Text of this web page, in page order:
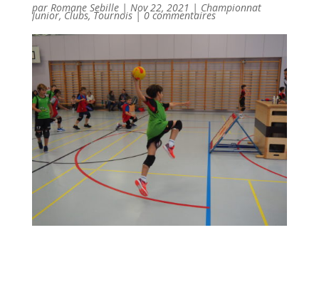
par Romane Sebille| Nov 22, 2021 | Championnat
Junior,Clubs,Tournois|0 commentaires